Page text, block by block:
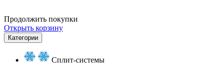
Продолжить покупки
Открыть корзину
Категории
Сплит-системы